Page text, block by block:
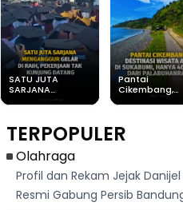
SATU JUTA
SARJANA
KUNJUNG
DATANG
Pantai
Cikembang,
Dari
Palabuhanratu
TERPOPULER
Olahraga
Profil dan Rekam Jejak
Resmi Gabung Persib